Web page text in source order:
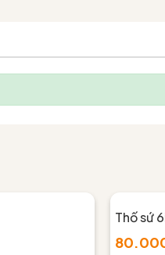
Thố sứ